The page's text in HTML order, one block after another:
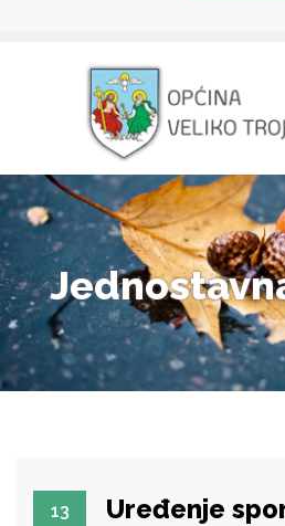
13
Uređenje